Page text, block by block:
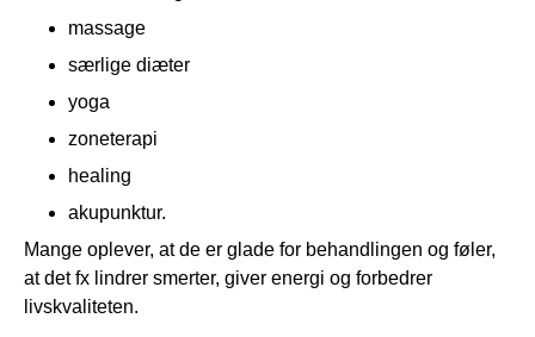
massage
særlige diæter
yoga
zoneterapi
healing
akupunktur.
Mange oplever, at de er glade for behandlingen og føler,
at det fx lindrer smerter, giver energi og forbedrer
livskvaliteten.